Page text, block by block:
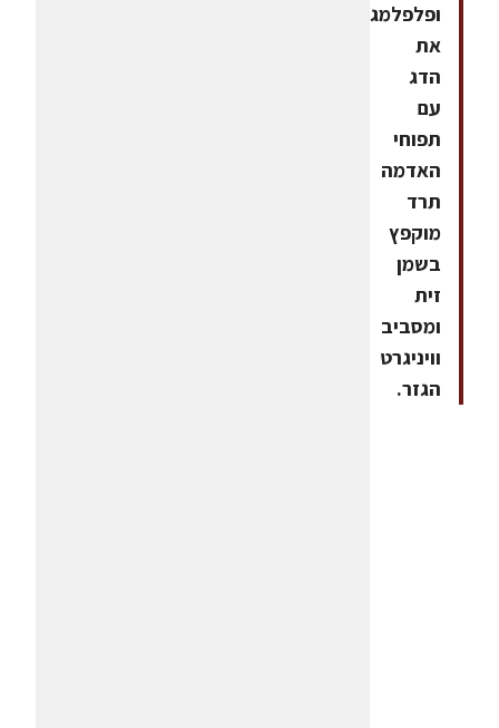
ופלפלמגישים
את
הדג
עם
תפוחי
האדמה
תרד
מוקפץ
בשמן
זית
ומסביב
וויניגרט
הגזר.